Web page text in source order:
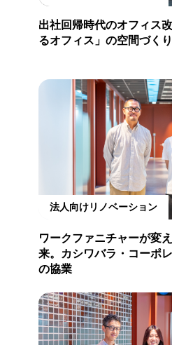
出社回帰時代のオフィス
るオフィス」の空間づく
法人向けリノベーション
ワークファニチャーが変
来。カシワバラ・コーポ
の協業